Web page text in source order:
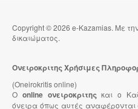
Copyright © 2026 e-Kazamias. Με
δικαιώματος.
Ονειροκριτης Χρήσιμες
(Oneirokritis online)
Ο online ονειροκριτηςκαι ο
όνειρα όπως αυτές αναφέρονται